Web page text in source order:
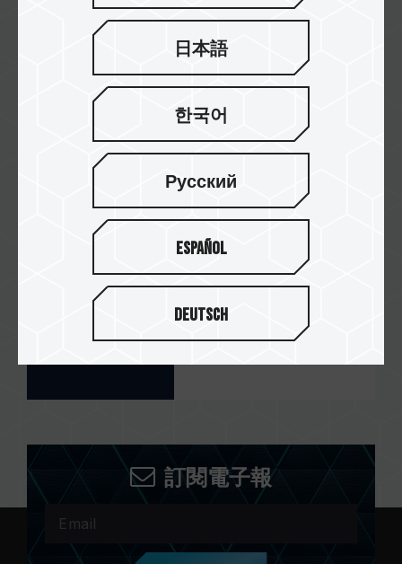
Scorptec
PCCG
MMT
訂閱電子報
日本語
한국어
Русский
Español
Deutsch